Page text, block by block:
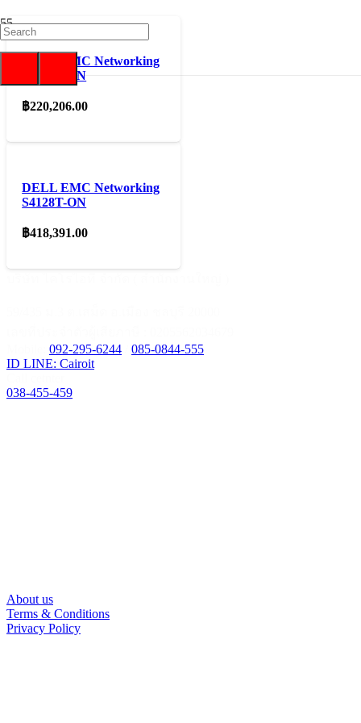
DELL EMC Networking
S4048T-ON
฿220,206.00
DELL EMC Networking
S4128T-ON
฿418,391.00
092-295-6244
085-0844-555
ID LINE: Cairoit
038-455-459
About us
Terms & Conditions
Privacy Policy